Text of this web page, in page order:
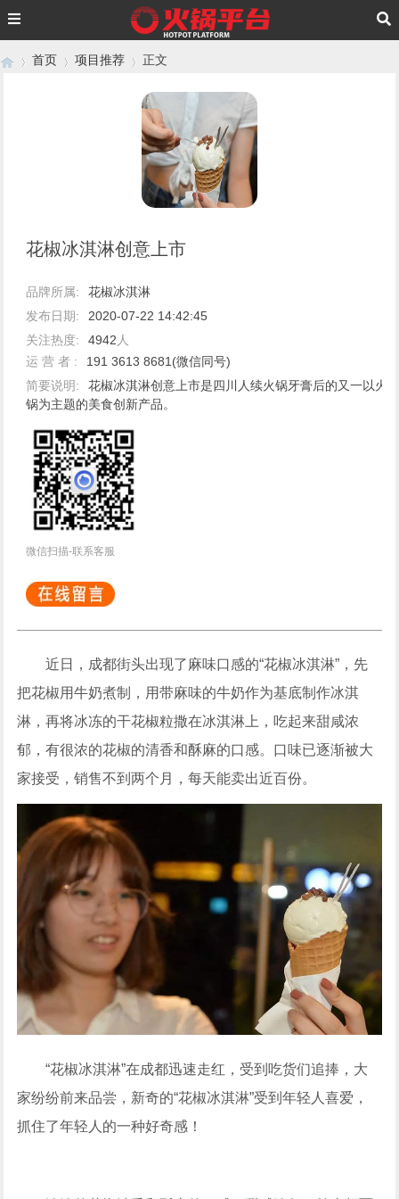
首页 项目推荐 正文
花椒冰淇淋创意上市
品牌所属:
花椒冰淇淋
发布日期:
2020-07-22 14:42:45
关注热度:
4942 人
运 营 者 :
191 3613 8681(微信同号)
简要说明:
花椒冰淇淋创意上市是四川人续火锅牙膏后的又一以火
锅为主题的美食创新产品。
微信扫描-联系客服
近日，成都街头出现了麻味口感的“花椒冰淇淋”，先
把花椒用牛奶煮制，用带麻味的牛奶作为基底制作冰淇
淋，再将冰冻的干花椒粒撒在冰淇淋上，吃起来甜咸浓
郁，有很浓的花椒的清香和酥麻的口感。口味已逐渐被大
家接受，销售不到两个月，每天能卖出近百份。
“花椒冰淇淋”在成都迅速走红，受到吃货们追捧，大
家纷纷前来品尝，新奇的“花椒冰淇淋”受到年轻人喜爱，
抓住了年轻人的一种好奇感！